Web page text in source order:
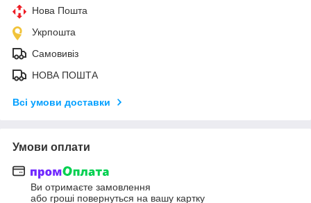
Нова Пошта
Укрпошта
Самовивіз
НОВА ПОШТА
Всі умови доставки
Умови оплати
Ви отримаєте замовлення
або гроші повернуться на вашу картку